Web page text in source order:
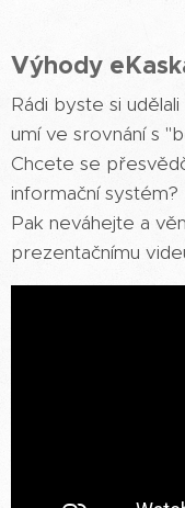
Výhody
Rádi byste si
umí ve srovnání s
Chcete se
informační systém?
Pak neváhejte a
prezentačnímu